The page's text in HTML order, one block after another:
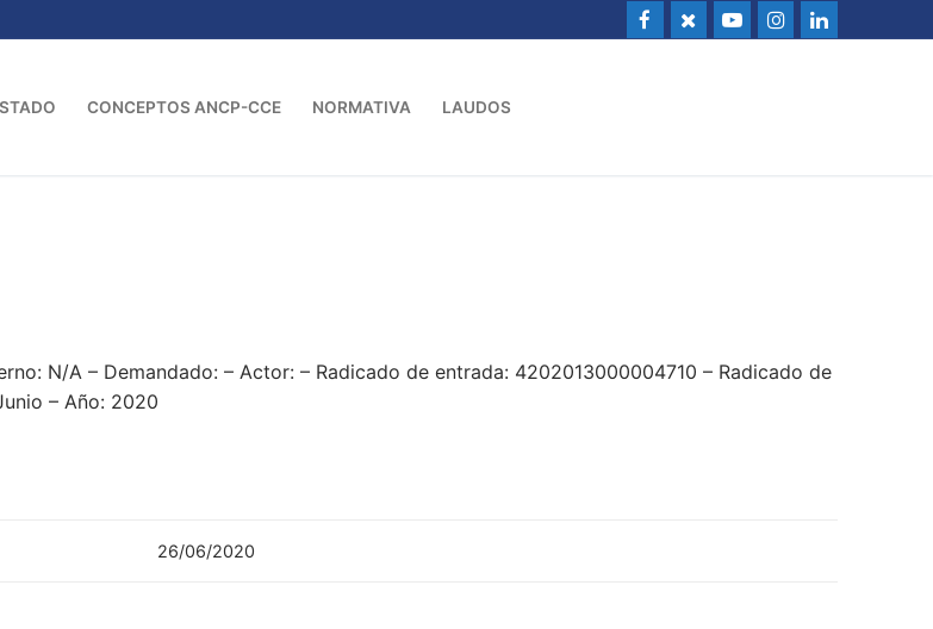
CONCEPTOS ANCP-CCE NORMATIVA LAUDOS
N/A – Demandado: – Actor: – Radicado de entrada: 4202013000004710 – Radicado de
– Año: 2020
26/06/2020